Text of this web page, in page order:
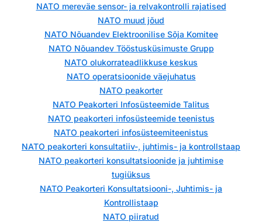
NATO mereväe sensor- ja relvakontrolli rajatised
NATO muud jõud
NATO Nõuandev Elektroonilise Sõja Komitee
NATO Nõuandev Tööstusküsimuste Grupp
NATO olukorrateadlikkuse keskus
NATO operatsioonide väejuhatus
NATO peakorter
NATO Peakorteri Infosüsteemide Talitus
NATO peakorteri infosüsteemide teenistus
NATO peakorteri infosüsteemiteenistus
NATO peakorteri konsultatiiv-, juhtimis- ja kontrollstaap
NATO peakorteri konsultatsioonide ja juhtimise
tugiüksus
NATO Peakorteri Konsultatsiooni-, Juhtimis- ja
Kontrollistaap
NATO piiratud